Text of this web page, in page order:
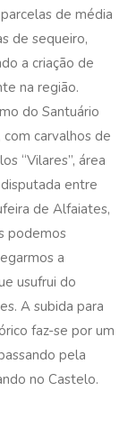
de média
de sequeiro,
a criação de
na região.
do Santuário
com carvalhos de
“Vilares”, área
entre
de Alfaiates,
podemos
a
usufrui do
A subida para
faz-se por um
pela
no Castelo.